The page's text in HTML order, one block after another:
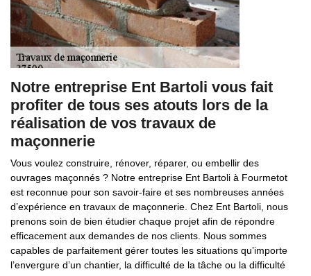
Notre entreprise Ent Bartoli vous fait
profiter de tous ses atouts lors de la
réalisation de vos travaux de
maçonnerie
Vous voulez construire, rénover, réparer, ou embellir des
ouvrages maçonnés ? Notre entreprise Ent Bartoli à Fourmetot
est reconnue pour son savoir-faire et ses nombreuses années
d’expérience en travaux de maçonnerie. Chez Ent Bartoli, nous
prenons soin de bien étudier chaque projet afin de répondre
efficacement aux demandes de nos clients. Nous sommes
capables de parfaitement gérer toutes les situations qu’importe
l’envergure d’un chantier, la difficulté de la tâche ou la difficulté